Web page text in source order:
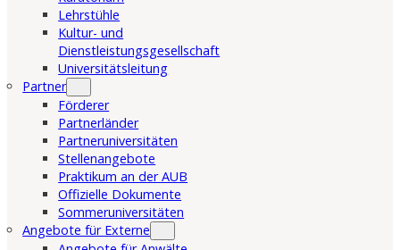
Lehrstühle
Kultur- und
Dienstleistungsgesellschaft
Universitätsleitung
Partner
Förderer
Partnerländer
Partneruniversitäten
Stellenangebote
Praktikum an der AUB
Offizielle Dokumente
Sommeruniversitäten
Angebote für Externe